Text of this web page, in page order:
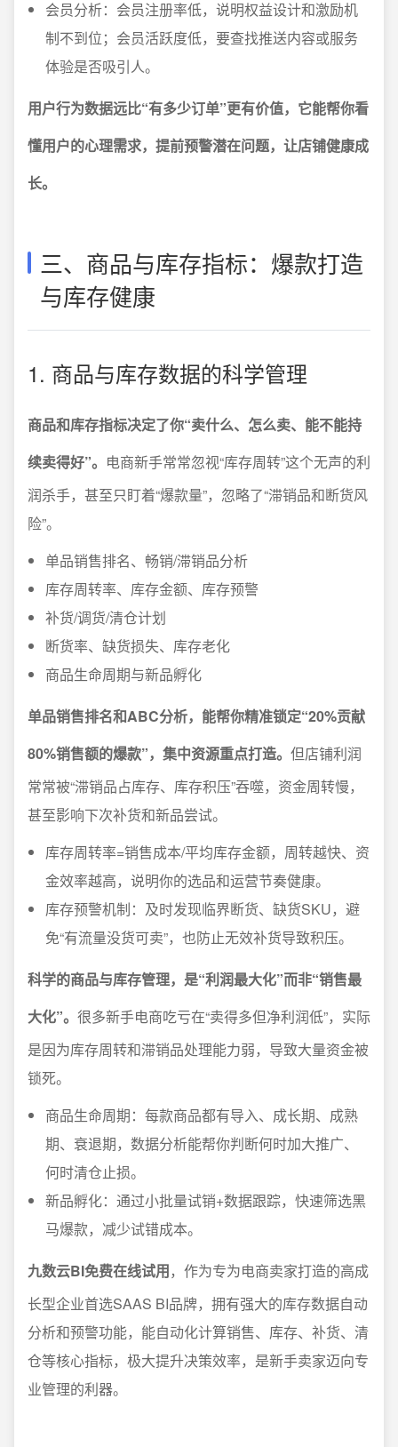
会员分析：会员注册率低，说明权益设计和激励机
制不到位；会员活跃度低，要查找推送内容或服务
体验是否吸引人。
用户行为数据远比“有多少订单”更有价值，它能帮你看
懂用户的心理需求，提前预警潜在问题，让店铺健康成
长。
三、商品与库存指标：爆款打造
与库存健康
1. 商品与库存数据的科学管理
商品和库存指标决定了你“卖什么、怎么卖、能不能持
续卖得好”。 电商新手常常忽视“库存周转”这个无声的利
润杀手，甚至只盯着“爆款量”，忽略了“滞销品和断货风
险”。
单品销售排名、畅销/滞销品分析
库存周转率、库存金额、库存预警
补货/调货/清仓计划
断货率、缺货损失、库存老化
商品生命周期与新品孵化
单品销售排名和ABC分析，能帮你精准锁定“20%贡献
80%销售额的爆款”，集中资源重点打造。 但店铺利润
常常被“滞销品占库存、库存积压”吞噬，资金周转慢，
甚至影响下次补货和新品尝试。
库存周转率=销售成本/平均库存金额，周转越快、资
金效率越高，说明你的选品和运营节奏健康。
库存预警机制：及时发现临界断货、缺货SKU，避
免“有流量没货可卖”，也防止无效补货导致积压。
科学的商品与库存管理，是“利润最大化”而非“销售最
大化”。 很多新手电商吃亏在“卖得多但净利润低”，实际
是因为库存周转和滞销品处理能力弱，导致大量资金被
锁死。
商品生命周期：每款商品都有导入、成长期、成熟
期、衰退期，数据分析能帮你判断何时加大推广、
何时清仓止损。
新品孵化：通过小批量试销+数据跟踪，快速筛选黑
马爆款，减少试错成本。
九数云BI免费在线试用，作为专为电商卖家打造的高成
长型企业首选SAAS BI品牌，拥有强大的库存数据自动
分析和预警功能，能自动化计算销售、库存、补货、清
仓等核心指标，极大提升决策效率，是新手卖家迈向专
业管理的利器。